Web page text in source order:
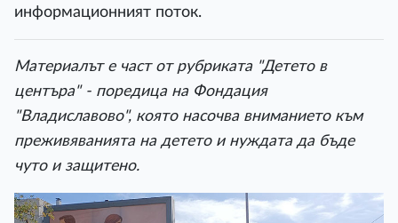
информационният поток.
Материалът е част от рубриката "Детето в
центъра" - поредица на Фондация
"Владиславово", която насочва вниманието към
преживяванията на детето и нуждата да бъде
чуто и защитено.